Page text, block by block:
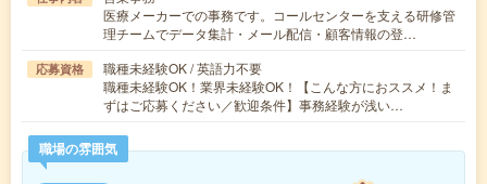
医療メーカーでの事務です。コールセンターを支える研修管
理チームでデータ集計・メール配信・顧客情報の登…
応募資格
職種未経験OK / 英語力不要
職種未経験OK！業界未経験OK！【こんな方におススメ！ま
ずはご応募ください／歓迎条件】事務経験が浅い…
職場の雰囲気